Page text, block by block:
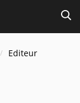
Editeur